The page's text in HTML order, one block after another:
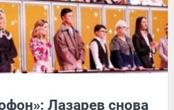
Лазарев снова